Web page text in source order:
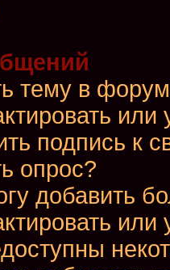
тему в
подпись к
опрос?
добавить
или